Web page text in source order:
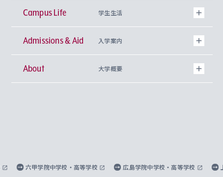
神学部
文学部
興味から学科を探す
上智大学の全学共通教育
基盤教育センター
上智大学の語学教育
研究所 等
キリスト教文化研究所
Sophia Open Research Weeks (SORW)
産官学連携
Campus Life 学生生活
学期区分と授業時間割
課外活動
Admissions & Aid 入学案内
上智大学で取得できる学位
About 大学概要
六甲学院中学校・高等学校 広島学院中学校・高等学校